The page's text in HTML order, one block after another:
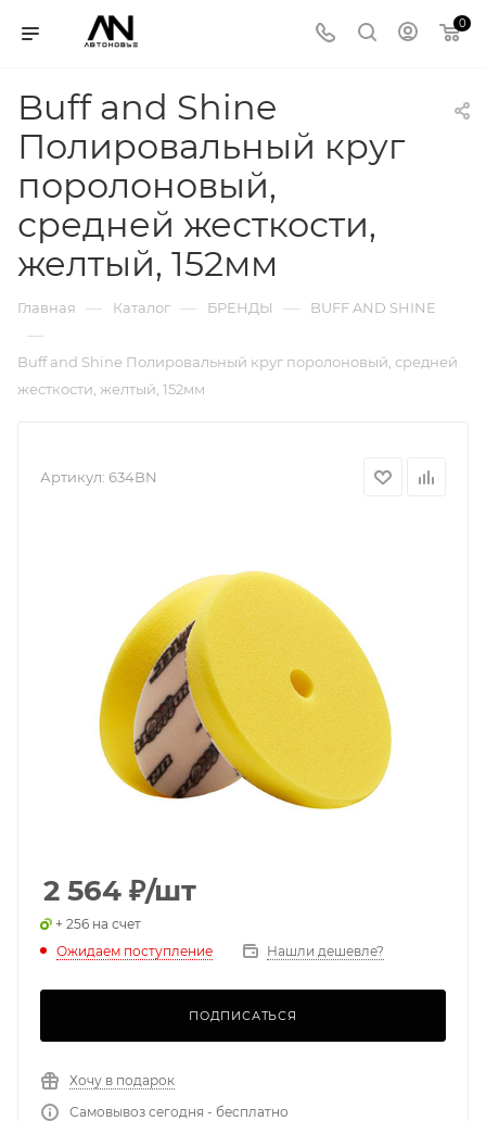
0
Buff and Shine
Полировальный круг
поролоновый,
средней жесткости,
желтый, 152мм
Главная — Каталог — БРЕНДЫ — BUFF AND SHINE
—
Buff and Shine Полировальный круг поролоновый, средней
жесткости, желтый, 152мм
Артикул: 634BN
2 564 ₽/шт
+ 256 на счет
Ожидаем поступление
Нашли дешевле?
ПОДПИСАТЬСЯ
Хочу в подарок
Самовывоз сегодня - бесплатно